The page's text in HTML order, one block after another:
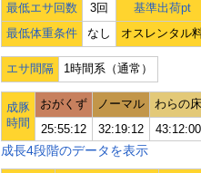
最低エサ回数 3回 基準出荷pt
最低体重条件
なし オスレンタル
エサ間隔 1時間系（通常）
成豚
時間
おがくず ノーマル
わらの床
25:55:12
32:19:12 43:12:00
成長4段階のデータを表示